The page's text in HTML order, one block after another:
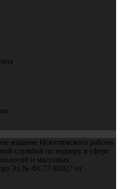
издание Искитимского района.
службой по надзору в сфере
и массовых
Эл № ФС77-81027 от